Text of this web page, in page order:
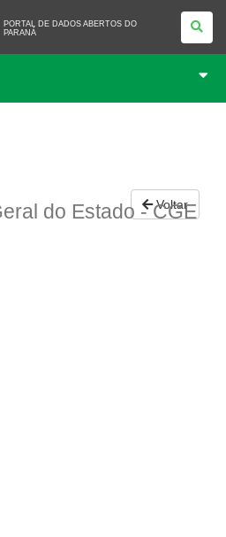
PORTAL DE DADOS ABERTOS DO
PARANÁ
do Estado - CGE
Voltar